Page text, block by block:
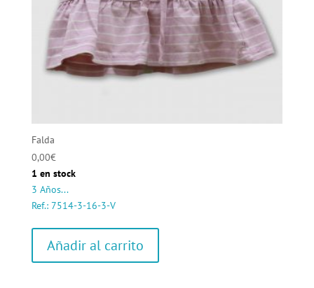
Falda
0,00€
1 en stock
3 Años...
Ref.: 7514-3-16-3-V
Añadir al carrito